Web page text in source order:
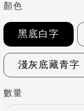
顏色
黑底白字
淺灰底藏青字
數量